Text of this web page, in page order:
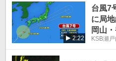
2:22
台風7
に局
岡山・
KSB瀬